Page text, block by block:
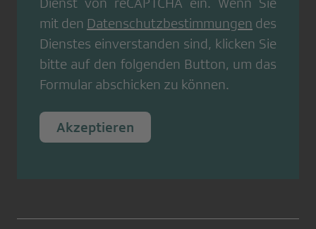
mit den Datenschutzbestimmungen des
Dienstes einverstanden sind, klicken Sie
bitte auf den folgenden Button, um das
Formular abschicken zu können.
Akzeptieren